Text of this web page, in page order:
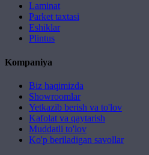
Laminat
Parket taxtasi
Eshiklar
Plintus
Kompaniya
Biz haqimizda
Showroomlar
Yetkazib berish va to'lov
Kafolat va qaytarish
Muddatli to'lov
Ko'p beriladigan savollar